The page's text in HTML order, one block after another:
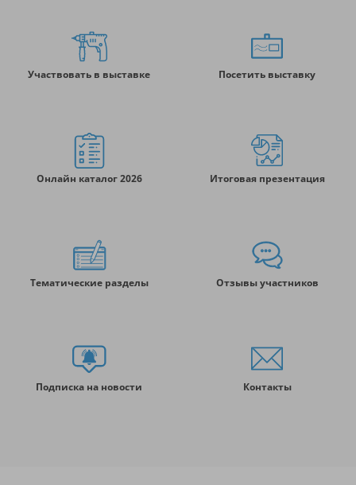
Участвовать в выставке Посетить выставку
Онлайн каталог 2026 Итоговая презентация
Тематические разделы Отзывы участников
Подписка на новости Контакты